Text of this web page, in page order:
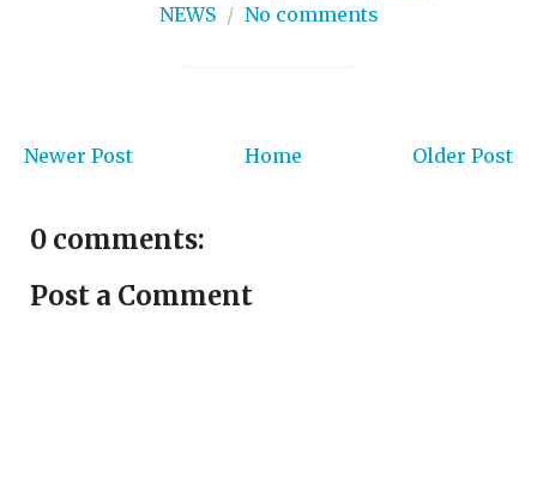
NEWS / No comments
Newer Post Older Post
Home
0 comments:
Post a Comment